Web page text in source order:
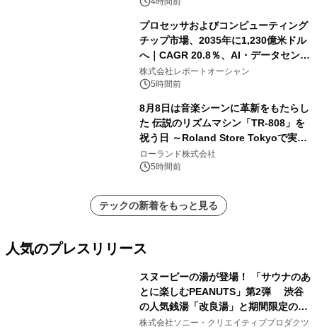
プロセッサおよびコンピューティング
チップ市場、2035年に1,230億米ドル
へ｜CAGR 20.8％、AI・データセンタ
ー需要が成長を牽引
株式会社レポートオーシャン
5時間前
8月8日は音楽シーンに革新をもたらし
た 伝説のリズムマシン「TR-808」を
祝う日 ～Roland Store Tokyoで実機
を展示しての 記念キャンペーンを開
催 英国ラジオ「NTS」の 特別プログ
アーティストを フィーチャーしたアニ
メーションを公開～
ローランド株式会社
5時間前
テックの新着をもっと見る
人気のプレスリリース
スヌーピーの湯が登場！ 「サウナのあ
とに楽しむPEANUTS」第2弾 渋谷
の人気銭湯「改良湯」と期間限定のコ
ラボレーション サウナイキタイコラ
株式会社ソニー・クリエイティブプロダクツ